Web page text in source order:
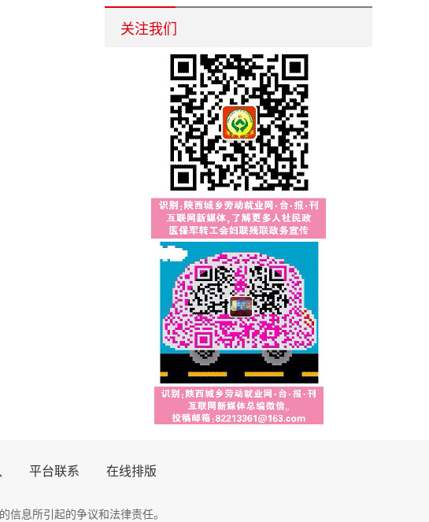
汉中市重点培育农村创业致富带头人促脱贫增收
关注我们
平台联系 在线排版
信息所引起的争议和法律责任。